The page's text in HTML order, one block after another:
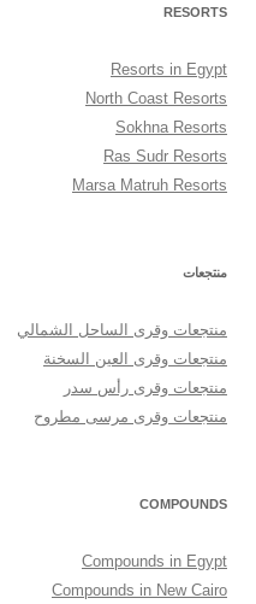
RESORTS
Resorts in Egypt
North Coast Resorts
Sokhna Resorts
Ras Sudr Resorts
Marsa Matruh Resorts
منتجعات
منتجعات وقرى الساحل الشمالي
منتجعات وقرى العين السخنة
منتجعات وقرى رأس سدر
منتجعات وقرى مرسى مطروح
COMPOUNDS
Compounds in Egypt
Compounds in New Cairo